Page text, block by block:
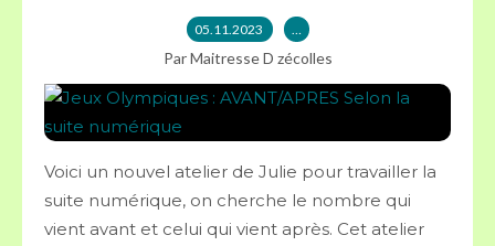
05.11.2023 …
Par Maitresse D zécolles
Voici un nouvel atelier de Julie pour travailler la
suite numérique, on cherche le nombre qui
vient avant et celui qui vient après. Cet atelier